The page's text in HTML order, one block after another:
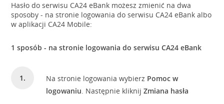
Hasło do serwisu CA24 eBank możesz zmienić na dwa
sposoby - na stronie logowania do serwisu CA24 eBank albo
w aplikacji CA24 Mobile:
1 sposób - na stronie logowania do serwisu CA24 eBank
Na stronie logowania wybierz Pomoc w
logowaniu. Następnie kliknijZmiana hasła